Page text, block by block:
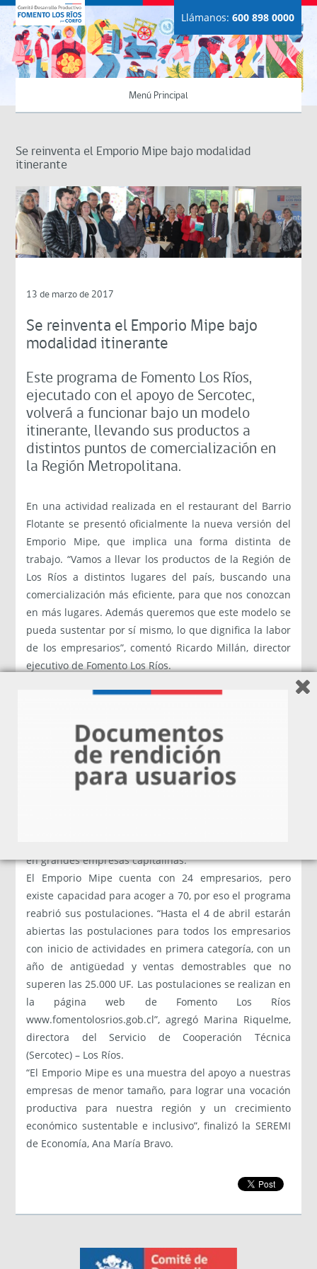
Llámanos: 600 898 0000
Menú Principal
Se reinventa el Emporio Mipe bajo modalidad
itinerante
13 de marzo de 2017
Se reinventa el Emporio Mipe bajo
modalidad itinerante
Este programa de Fomento Los Ríos,
ejecutado con el apoyo de Sercotec,
volverá a funcionar bajo un modelo
itinerante, llevando sus productos a
distintos puntos de comercialización en
la Región Metropolitana.
En una actividad realizada en el restaurant del Barrio
Flotante se presentó oficialmente la nueva versión del
Emporio Mipe, que implica una forma distinta de
trabajo. “Vamos a llevar los productos de la Región de
Los Ríos a distintos lugares del país, buscando una
comercialización más eficiente, para que nos conozcan
en más lugares. Además queremos que este modelo se
pueda sustentar por sí mismo, lo que dignifica la labor
de los empresarios”, comentó Ricardo Millán, director
ejecutivo de Fomento Los Ríos.
podremos darnos a conocer de una forma en la que
nosotros, de forma individual, no podríamos hacer”,
señaló Claudia Rodríguez, socia de Ayelen, una de las
empresas participantes del programa.
en grandes empresas capitalinas.
El Emporio Mipe cuenta con 24 empresarios, pero
existe capacidad para acoger a 70, por eso el programa
reabrió sus postulaciones. “Hasta el 4 de abril estarán
abiertas las postulaciones para todos los empresarios
con inicio de actividades en primera categoría, con un
año de antigüedad y ventas demostrables que no
superen las 25.000 UF. Las postulaciones se realizan en
la página web de Fomento Los Ríos
www.fomentolosrios.gob.cl”, agregó Marina Riquelme,
directora del Servicio de Cooperación Técnica
(Sercotec) – Los Ríos.
“El Emporio Mipe es una muestra del apoyo a nuestras
empresas de menor tamaño, para lograr una vocación
productiva para nuestra región y un crecimiento
económico sustentable e inclusivo”, finalizó la SEREMI
de Economía, Ana María Bravo.